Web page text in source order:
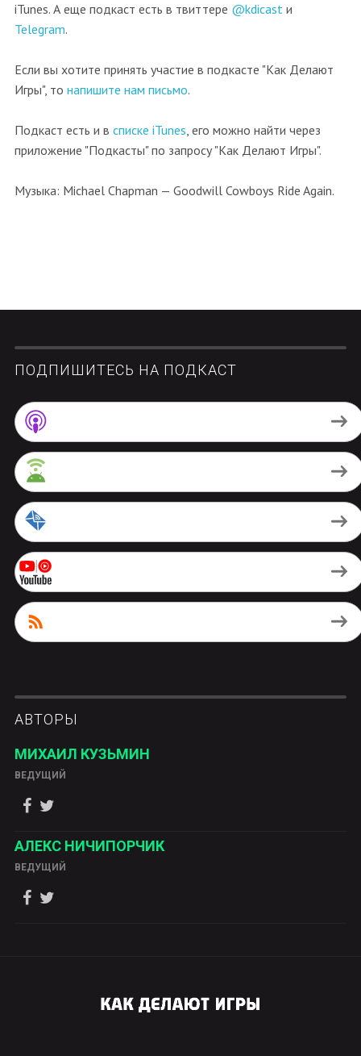
iTunes. А еще подкаст есть в твиттере @kdicastи
Telegram.
Если вы хотите принять участие в подкасте "Как Делают
Игры", то напишите нам письмо.
Подкаст есть и в списке iTunes, его можно найти через
приложение "Подкасты" по запросу "Как Делают Игры".
Музыка: Michael Chapman — Goodwill Cowboys Ride Again.
ПОДПИШИТЕСЬ НА ПОДКАСТ
АВТОРЫ
МИХАИЛ КУЗЬМИН
ВЕДУЩИЙ
АЛЕКС НИЧИПОРЧИК
ВЕДУЩИЙ